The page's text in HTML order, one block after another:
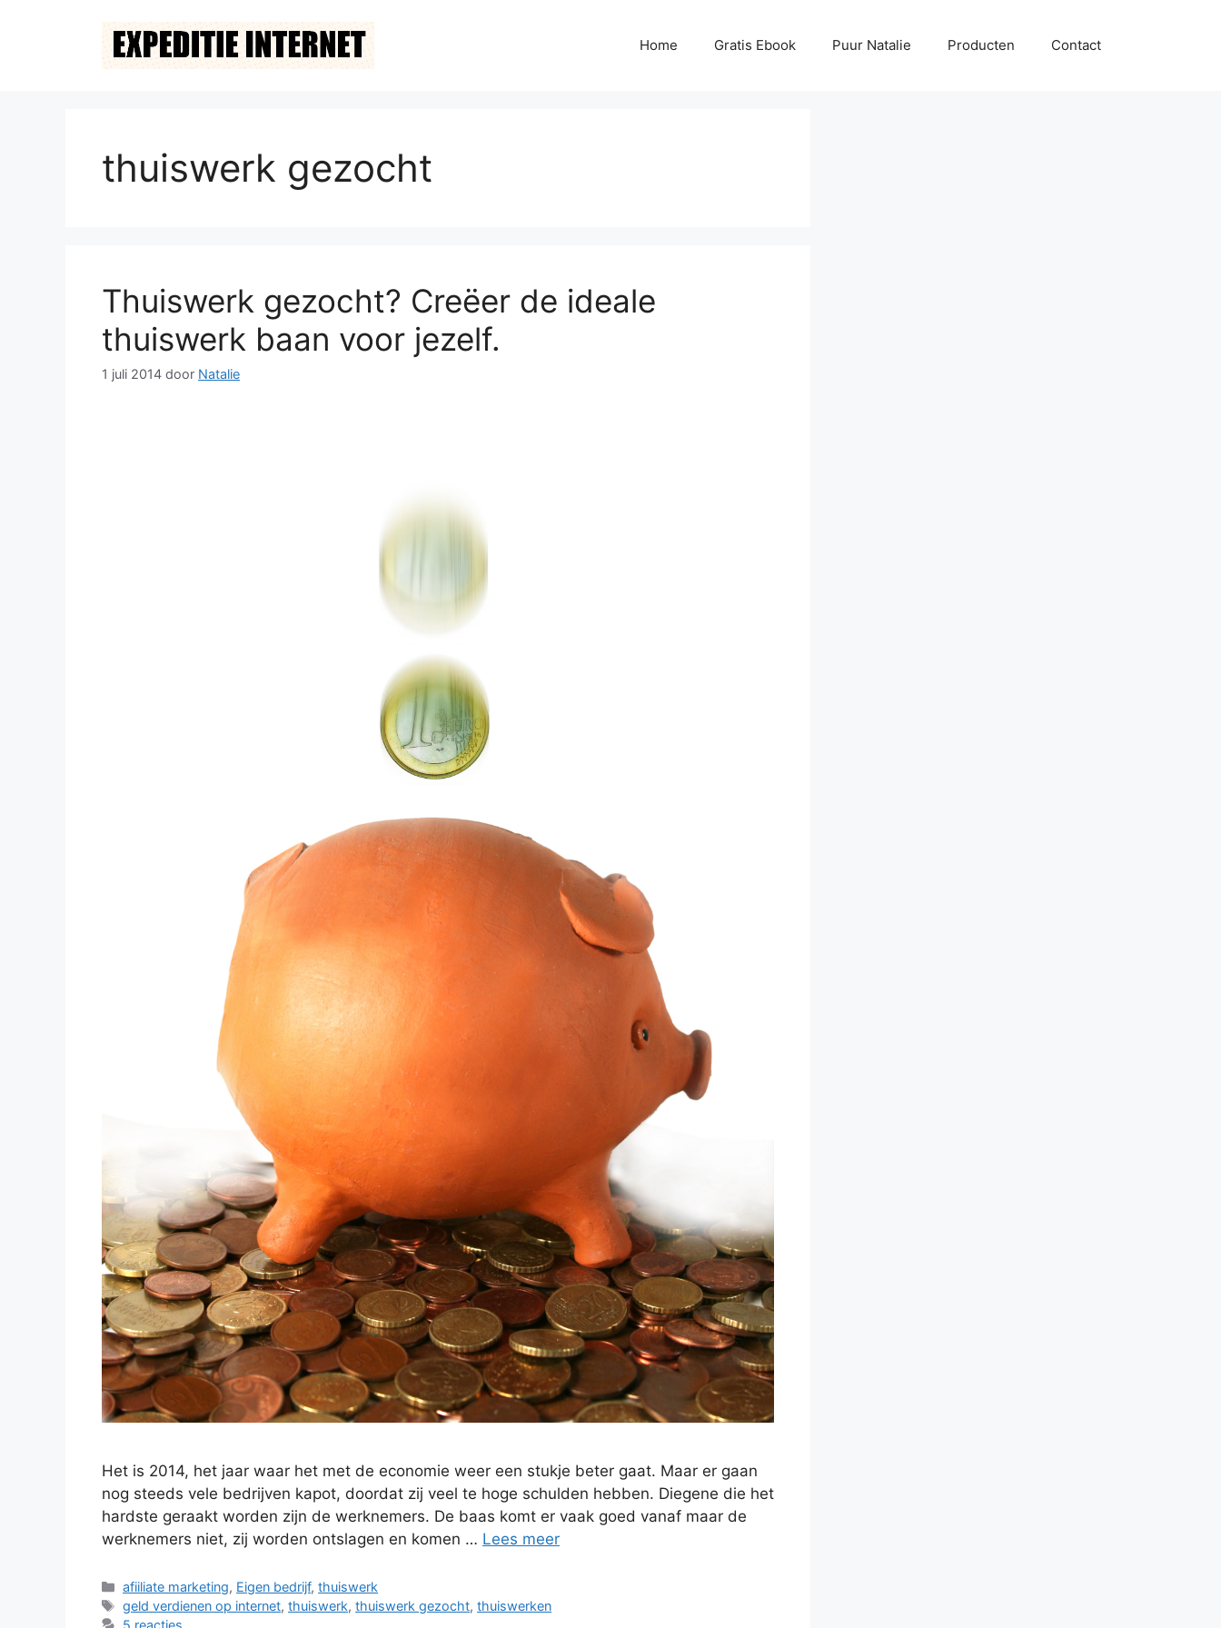
Home Gratis Ebook Puur Natalie Producten Contact
thuiswerk gezocht
Thuiswerk gezocht? Creëer de ideale
thuiswerk baan voor jezelf.
1 juli 2014 door Natalie
Het is 2014, het jaar waar het met de economie weer een stukje beter gaat. Maar er gaan
nog steeds vele bedrijven kapot, doordat zij veel te hoge schulden hebben. Diegene die het
hardste geraakt worden zijn de werknemers. De baas komt er vaak goed vanaf maar de
werknemers niet, zij worden ontslagen en komen … Lees meer
Categorieën
afiiliate marketing, Eigen bedrijf,thuiswerk
Tags
geld verdienen op internet,thuiswerk,thuiswerk gezocht,thuiswerken
5 reacties